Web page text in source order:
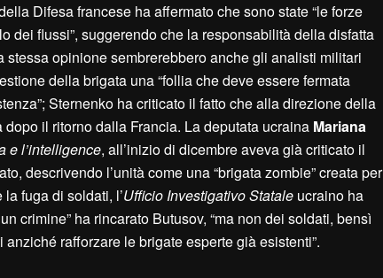
Difesa francese ha affermato che sono state “le forze
dei flussi”, suggerendo che la responsabilità della disfatta
opinione sembrerebbero anche gli analisti militari
della brigata una “follia che deve essere fermata
Sternenko ha criticato il fatto che alla direzione della
il ritorno dalla Francia. La deputata ucraina Mariana
e l’intelligence, all’inizio di dicembre aveva già criticato il
descrivendo l’unità come una “brigata zombie” creata per
fuga di soldati, l’Ufficio Investigativo Statale ucraino ha
crimine” ha rincarato Butusov, “ma non dei soldati, bensì
rafforzare le brigate esperte già esistenti”.